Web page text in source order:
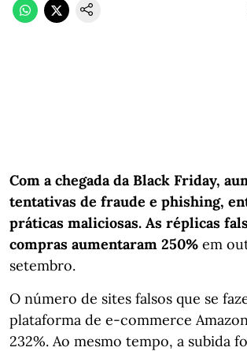
Com a chegada da Black Friday,
tentativas de fraude e phishing,
práticas maliciosas. As réplicas
compras aumentaram 250% em
setembro.
O número de sites falsos que se
plataforma de e-commerce
232%. Ao mesmo tempo, a subida